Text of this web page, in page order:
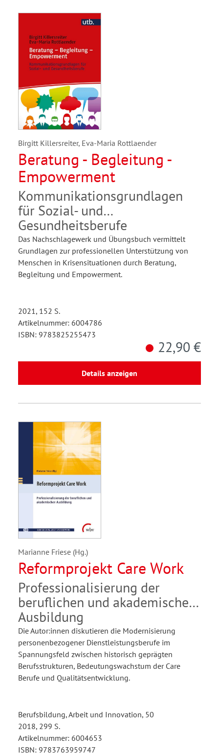
Birgitt Killersreiter, Eva-Maria Rottlaender
Beratung - Begleitung -
Empowerment
Kommunikationsgrundlagen
für Sozial- und
Gesundheitsberufe
Das Nachschlagewerk und Übungsbuch vermittelt
Grundlagen zur professionellen Unterstützung von
Menschen in Krisensituationen durch Beratung,
Begleitung und Empowerment.
2021, 152 S.
Artikelnummer: 6004786
ISBN: 9783825255473
22,90 €
Details anzeigen
Marianne Friese (Hg.)
Reformprojekt Care Work
Professionalisierung der
beruflichen und akademischen
Ausbildung
Die Autor:innen diskutieren die Modernisierung
personenbezogener Dienstleistungsberufe im
Spannungsfeld zwischen historisch geprägten
Berufsstrukturen, Bedeutungswachstum der Care
Berufe und Qualitätsentwicklung.
Berufsbildung, Arbeit und Innovation, 50
2018, 299 S.
Artikelnummer: 6004653
ISBN: 9783763959747